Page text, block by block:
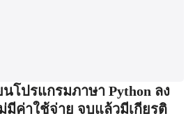
โปรแกรมภาษา Python ลง
มีค่าใช้จ่าย จบแล้วมีเกียรติ